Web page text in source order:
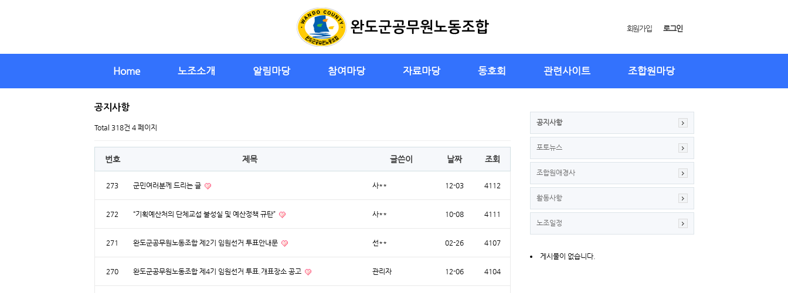
회원가입 로그인
Home 노조소개 알림마당 참여마당 자료마당 동호회 관련사이트 조합원마당
공지사항
포토뉴스
조합원애경사
활동사항
노조일정
게시물이 없습니다.
공지사항
Total 318건 4 페이지
번호 제목 글쓴이 날짜 조회
273 군민여러분께 드리는 글 사** 12-03 4112
272 “기획예산처의 단체교섭 불성실 및 예산정책 규탄” 사** 10-08 4111
271 완도군공무원노동조합 제2기 임원선거 투표안내문 선** 02-26 4107
270 완도군공무원노동조합 제4기 임원선거 투표.개표장소 공고 관리자 12-06 4104